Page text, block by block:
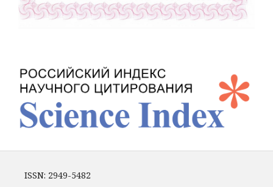
ISSN: 2949-5482